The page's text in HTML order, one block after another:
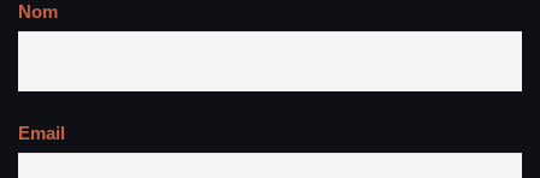
Nom
Email